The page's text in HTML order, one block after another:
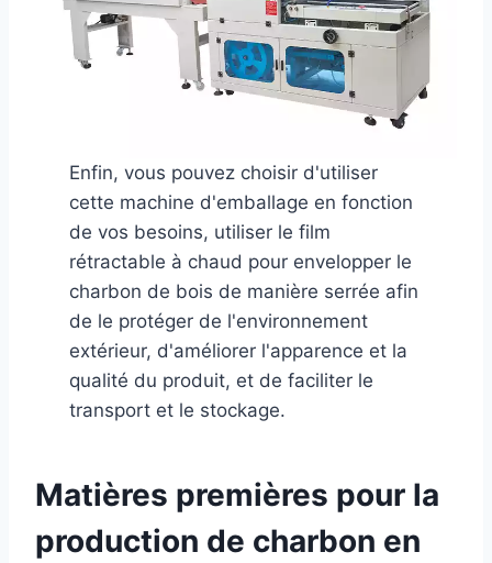
Enfin, vous pouvez choisir d'utiliser
cette machine d'emballage en fonction
de vos besoins, utiliser le film
rétractable à chaud pour envelopper le
charbon de bois de manière serrée afin
de le protéger de l'environnement
extérieur, d'améliorer l'apparence et la
qualité du produit, et de faciliter le
transport et le stockage.
Matières premières pour la
production de charbon en